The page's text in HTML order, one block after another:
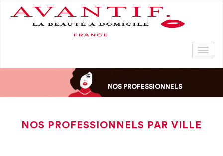
NOS PROFESSIONNELS
NOS PROFESSIONNELS PAR VILLE